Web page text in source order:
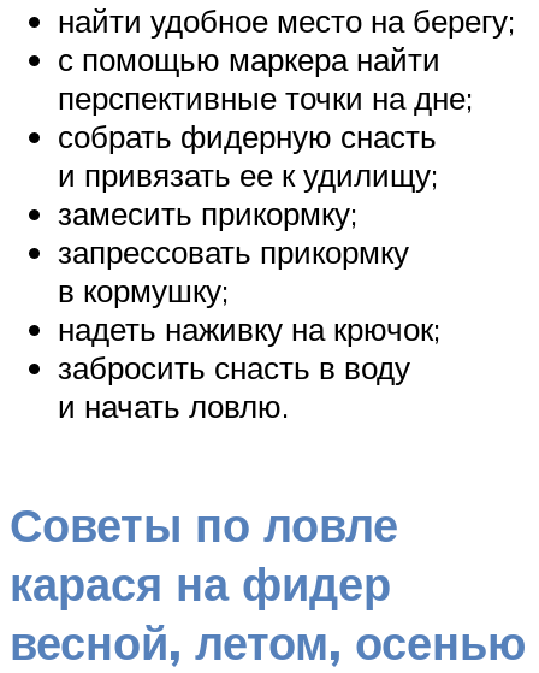
найти удобное место на берегу;
с помощью маркера найти
перспективные точки на дне;
собрать фидерную снасть
и привязать ее к удилищу;
замесить прикормку;
запрессовать прикормку
в кормушку;
надеть наживку на крючок;
забросить снасть в воду
и начать ловлю.
Советы по ловле
карася на фидер
весной, летом, осенью